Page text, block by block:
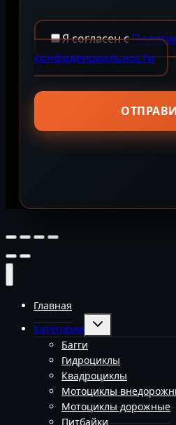
Я согласен с
конфиденциальности
Главная
Категории
Переключить
Багги
Гидроциклы
Квадроциклы
Мотоциклы
Мотоциклы дорожные
Питбайки